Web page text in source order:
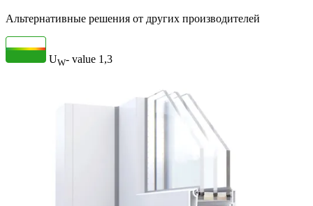
Альтернативные решения от других производителей
UW- value 1,3